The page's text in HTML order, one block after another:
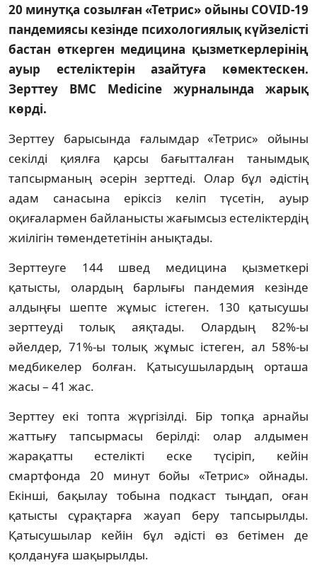
20 минутқа созылған «Тетрис» ойыны COVID-19
пандемиясы кезінде психологиялық күйзелісті
бастан өткерген медицина қызметкерлерінің
ауыр естеліктерін азайтуға көмектескен.
Зерттеу BMC Medicine журналында жарық
көрді.
Зерттеу барысында ғалымдар «Тетрис» ойыны
секілді қиялға қарсы бағытталған танымдық
тапсырманың әсерін зерттеді. Олар бұл әдістің
адам санасына еріксіз келіп түсетін, ауыр
оқиғалармен байланысты жағымсыз естеліктердің
жиілігін төмендететінін анықтады.
Зерттеуге 144 швед медицина қызметкері
қатысты, олардың барлығы пандемия кезінде
алдыңғы шепте жұмыс істеген. 130 қатысушы
зерттеуді толық аяқтады. Олардың 82%-ы
әйелдер, 71%-ы толық жұмыс істеген, ал 58%-ы
медбикелер болған. Қатысушылардың орташа
жасы – 41 жас.
Зерттеу екі топта жүргізілді. Бір топқа арнайы
жаттығу тапсырмасы берілді: олар алдымен
жарақатты естелікті еске түсіріп, кейін
смартфонда 20 минут бойы «Тетрис» ойнады.
Екінші, бақылау тобына подкаст тыңдап, оған
қатысты сұрақтарға жауап беру тапсырылды.
Қатысушылар кейін бұл әдісті өз бетімен де
қолдануға шақырылды.